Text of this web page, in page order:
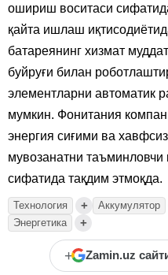
ошириш воситаси
қайта ишлаш
батареянинг хизмат
буйруғи билан
элементларни автоматик
мумкин. Фонитания
энергия сиғими ва
мувозанатни
сифатида тақдим этмоқда.
Технология + Аккумулятор
Энергетика +
+ Zamin.uz